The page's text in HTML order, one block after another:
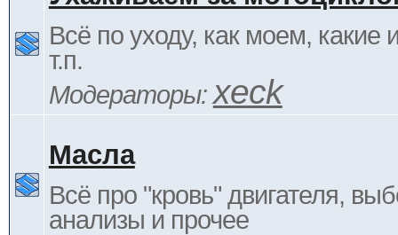
Всё по уходу, как моем, какие
т.п.
Модераторы:xeck
Масла
Всё про "кровь" двигателя,
анализы и прочее